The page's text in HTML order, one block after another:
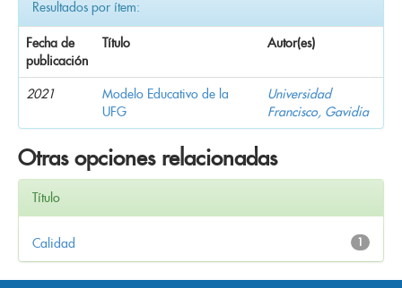
Resultados por ítem:
Fecha de
publicación
Título Autor(es)
2021
Modelo Educativo de la
UFG
Universidad
Francisco, Gavidia
Otras opciones relacionadas
Título
1
Calidad